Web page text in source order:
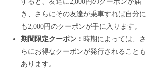
すると、友達に2,000円のクーポンが届
き、さらにその友達が乗車すれば自分に
も2,000円のクーポンが手に入ります。
期間限定クーポン： 時期によっては、さ
らにお得なクーポンが発行されることも
あります。